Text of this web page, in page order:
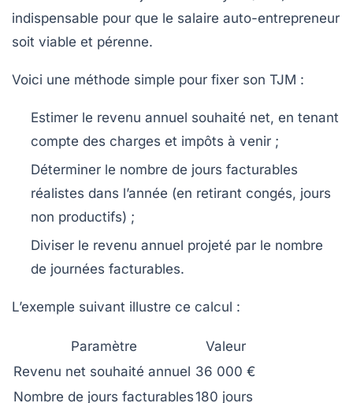
indispensable pour que le salaire auto-entrepreneur
soit viable et pérenne.
Voici une méthode simple pour fixer son TJM :
Estimer le revenu annuel souhaité net, en tenant
compte des charges et impôts à venir ;
Déterminer le nombre de jours facturables
réalistes dans l’année (en retirant congés, jours
non productifs) ;
Diviser le revenu annuel projeté par le nombre
de journées facturables.
L’exemple suivant illustre ce calcul :
Paramètre
Valeur
Revenu net souhaité annuel 36 000 €
Nombre de jours facturables180 jours